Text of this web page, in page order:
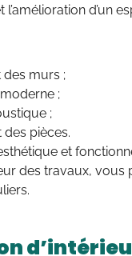
d’un
murs ;
;
;
des pièces.
et
des travaux,